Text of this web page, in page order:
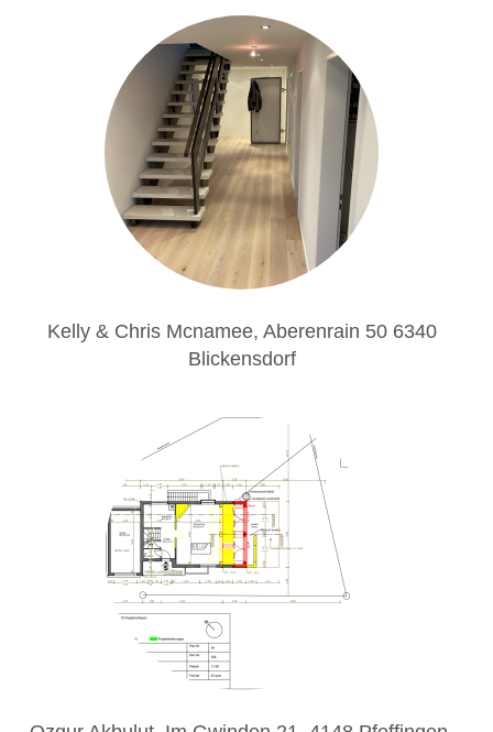
Kelly & Chris Mcnamee, Aberenrain 50 6340
Blickensdorf